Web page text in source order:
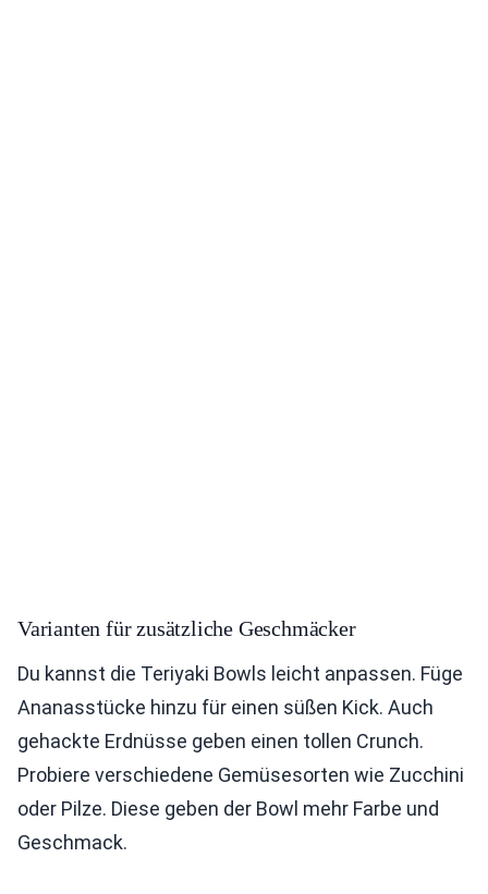
Varianten für zusätzliche Geschmäcker
Du kannst die Teriyaki Bowls leicht anpassen. Füge
Ananasstücke hinzu für einen süßen Kick. Auch
gehackte Erdnüsse geben einen tollen Crunch.
Probiere verschiedene Gemüsesorten wie Zucchini
oder Pilze. Diese geben der Bowl mehr Farbe und
Geschmack.